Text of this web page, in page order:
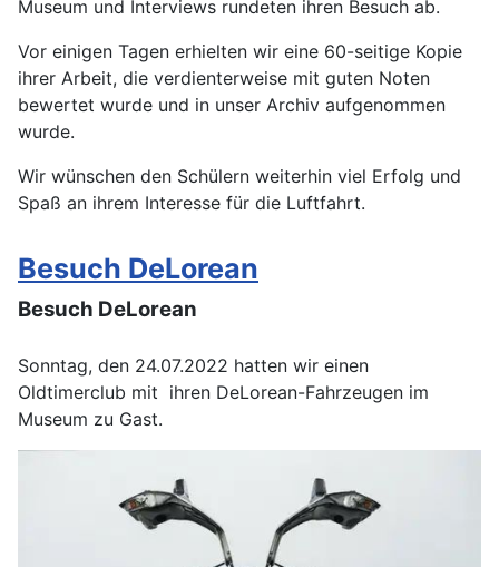
Museum und Interviews rundeten ihren Besuch ab.
Vor einigen Tagen erhielten wir eine 60-seitige Kopie
ihrer Arbeit, die verdienterweise mit guten Noten
bewertet wurde und in unser Archiv aufgenommen
wurde.
Wir wünschen den Schülern weiterhin viel Erfolg und
Spaß an ihrem Interesse für die Luftfahrt.
Besuch DeLorean
Besuch DeLorean
Sonntag, den 24.07.2022 hatten wir einen
Oldtimerclub mit ihren DeLorean-Fahrzeugen im
Museum zu Gast.